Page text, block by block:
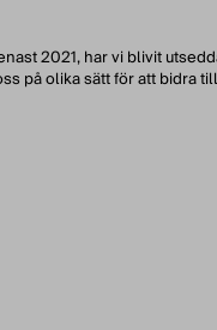
2021, har vi blivit
på olika sätt för att bidra